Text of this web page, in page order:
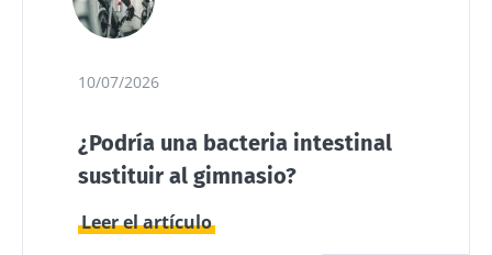
10/07/2026
¿Podría una bacteria intestinal
sustituir al gimnasio?
Leer el artículo
¡No se vaya tan rápido!
Únase a la comunidad de la microbiota y
reciba una vez al mes "The Essential" que le